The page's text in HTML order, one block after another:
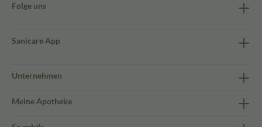
Folge uns
Sanicare App
Unternehmen
Meine Apotheke